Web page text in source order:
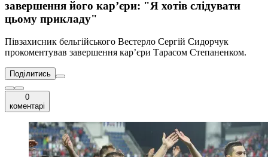
завершення його кар’єри: "Я хотів слідувати
цьому прикладу"
Півзахисник бельгійського Вестерло Сергій Сидорчук
прокоментував завершення кар’єри Тарасом Степаненком.
Поділитись
0
коментарі